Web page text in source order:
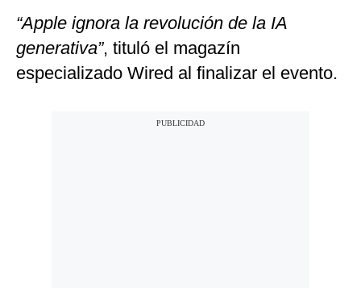
“Apple ignora la revolución de la IA
generativa”, tituló el magazín
especializado Wired al finalizar el evento.